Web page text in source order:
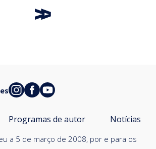
a 5 de março de 2008, por e para os
Programas de autor Notícias